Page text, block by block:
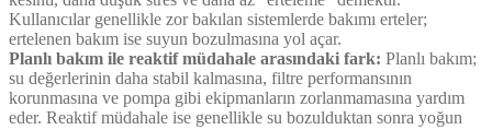
Kullanıcılar genellikle zor bakılan sistemlerde bakımı erteler;
ertelenen bakım ise suyun bozulmasına yol açar.
Planlı bakım ile reaktif müdahale arasındaki fark: Planlı bakım;
su değerlerinin daha stabil kalmasına, filtre performansının
korunmasına ve pompa gibi ekipmanların zorlanmamasına yardım
eder. Reaktif müdahale ise genellikle su bozulduktan sonra yoğun